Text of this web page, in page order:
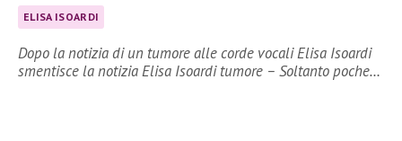
ELISA ISOARDI
Dopo la notizia di un tumore alle corde vocali Elisa Isoardi
smentisce la notizia Elisa Isoardi tumore – Soltanto poche…